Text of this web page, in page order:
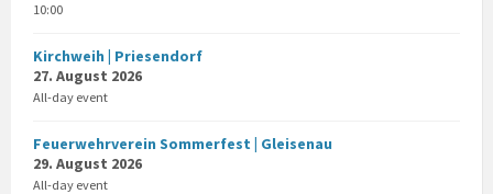
10:00
Kirchweih | Priesendorf
27. August 2026
All-day event
Feuerwehrverein Sommerfest | Gleisenau
29. August 2026
All-day event